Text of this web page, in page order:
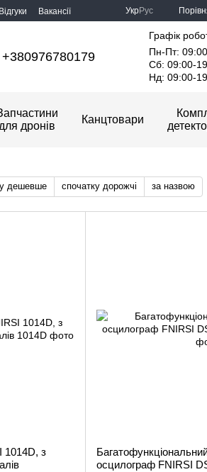
Відгуки Вакансії УкрРус
+380976780179
Графік
Пн-Пт:
Сб: 09:00-
Нд: 09:00-
для дронів
Канцтовари
дешевше спочатку дорожчі за назвою
1014D, з
осцилограф FNIRSI